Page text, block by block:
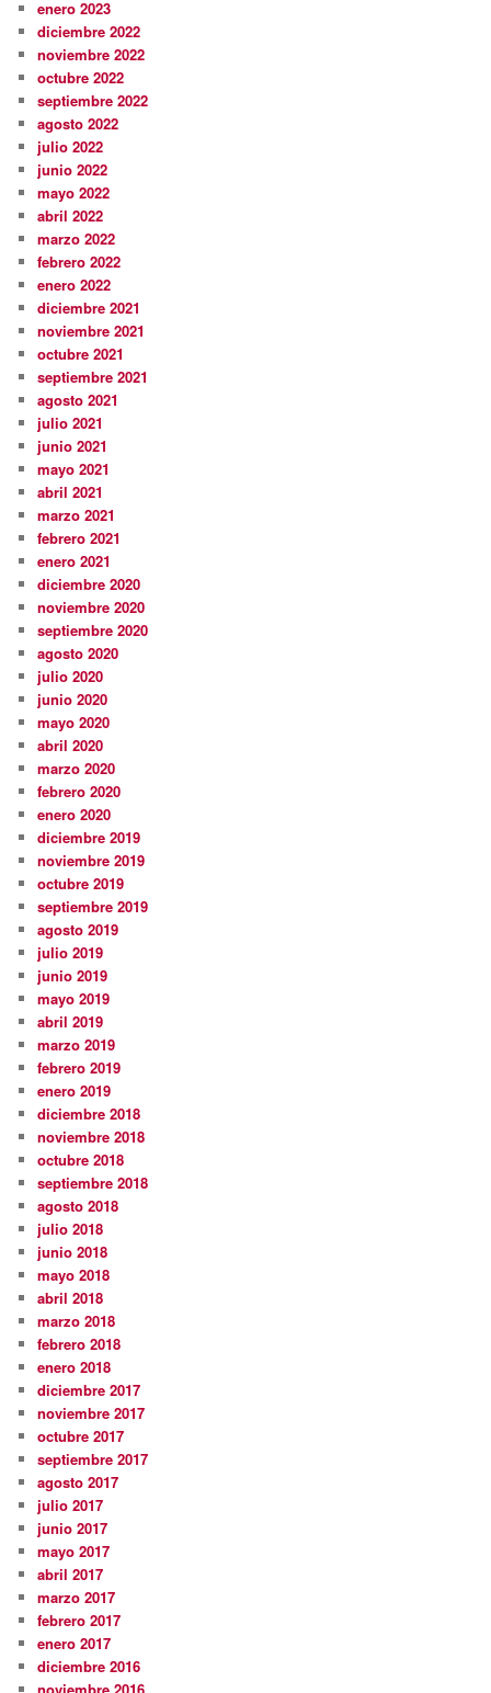
enero 2023
diciembre 2022
noviembre 2022
octubre 2022
septiembre 2022
agosto 2022
julio 2022
junio 2022
mayo 2022
abril 2022
marzo 2022
febrero 2022
enero 2022
diciembre 2021
noviembre 2021
octubre 2021
septiembre 2021
agosto 2021
julio 2021
junio 2021
mayo 2021
abril 2021
marzo 2021
febrero 2021
enero 2021
diciembre 2020
noviembre 2020
septiembre 2020
agosto 2020
julio 2020
junio 2020
mayo 2020
abril 2020
marzo 2020
febrero 2020
enero 2020
diciembre 2019
noviembre 2019
octubre 2019
septiembre 2019
agosto 2019
julio 2019
junio 2019
mayo 2019
abril 2019
marzo 2019
febrero 2019
enero 2019
diciembre 2018
noviembre 2018
octubre 2018
septiembre 2018
agosto 2018
julio 2018
junio 2018
mayo 2018
abril 2018
marzo 2018
febrero 2018
enero 2018
diciembre 2017
noviembre 2017
octubre 2017
septiembre 2017
agosto 2017
julio 2017
junio 2017
mayo 2017
abril 2017
marzo 2017
febrero 2017
enero 2017
diciembre 2016